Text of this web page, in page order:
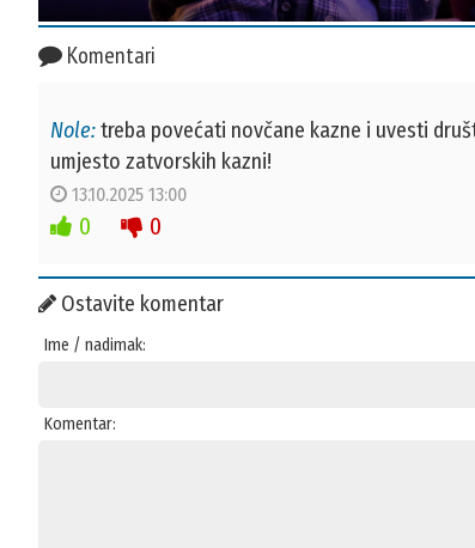
Komentari
Nole:treba povećati novčane kazne i uvesti
umjesto zatvorskih kazni!
13.10.2025 13:00
0 0
Ostavite komentar
Ime / nadimak:
Komentar: